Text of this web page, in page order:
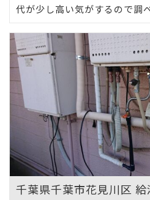
代が少し高い気がするので調
千葉県千葉市花見川区